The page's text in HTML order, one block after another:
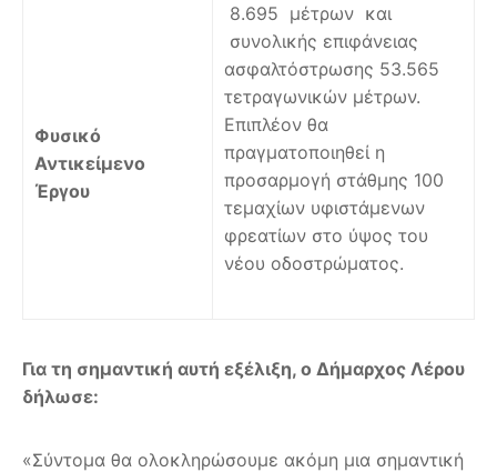
Φυσικό
Αντικείμενο
Έργου
8.695 μέτρων και
συνολικής επιφάνειας
ασφαλτόστρωσης 53.565
τετραγωνικών μέτρων.
Επιπλέον θα
πραγματοποιηθεί η
προσαρμογή στάθμης 100
τεμαχίων υφιστάμενων
φρεατίων στο ύψος του
νέου οδοστρώματος.
Για τη σημαντική αυτή εξέλιξη, ο Δήμαρχος Λέρου
δήλωσε:
«Σύντομα θα ολοκληρώσουμε ακόμη μια σημαντική